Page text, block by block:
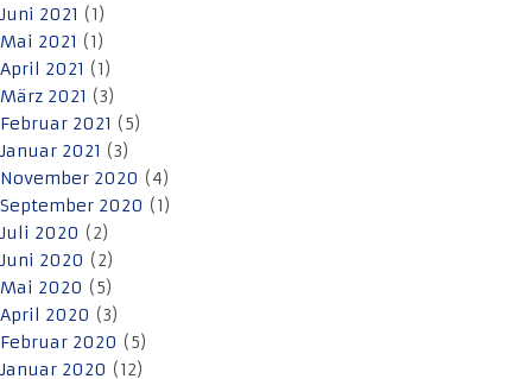
Juni 2021 (1)
Mai 2021 (1)
April 2021 (1)
März 2021 (3)
Februar 2021 (5)
Januar 2021 (3)
November 2020 (4)
September 2020 (1)
Juli 2020 (2)
Juni 2020 (2)
Mai 2020 (5)
April 2020 (3)
Februar 2020 (5)
Januar 2020 (12)